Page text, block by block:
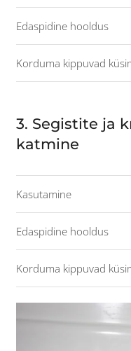
Edaspidine hooldus
Korduma kippuvad
3. Segistite ja
katmine
Kasutamine
Edaspidine hooldus
Korduma kippuvad